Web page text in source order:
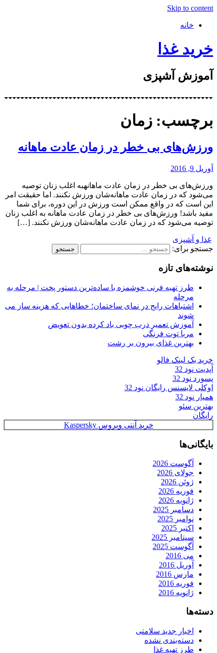
Skip to content
خانه
خرید غذا
آموزش آشپزی
برچسب: زمان
ورزش‌های بی خطر در زمان عادت ماهانه
آوریل 9, 2016
ورزش‌های بی خطر در زمان عادت ماهانهبه اغلب زنان توصیه
می‌شود که در زمان عادت ماهانه‌شان ورزش نکنند. اما حقیقت امر
این است که در واقع ممکن است ورزش در این دوره، برای شما
مفید باشد! ورزش‌های بی خطر در زمان عادت ماهانه به اغلب زنان
توصیه می‌شود که در زمان عادت ماهانه‌شان ورزش نکنند. […]
غذا و آشپزی
جستجو برای:
نوشته‌های تازه
طرز تهیه فرنی خوشمزه با ساده‌ترین دستور پخت | مرحله به
مرحله
اشتباهات رایج در نمای ساختمان؛ خطاهایی که هزینه ساز می
شوند
آموزش تعمیر درب چوبی باد کرده بدون تعویض
مربا توت فرنگی
بهترین غذای بیرون بر رشت
خرید بک لینک فالو
آپدیت نود 32
پسورد نود 32
اوکلی لایسنس رایگان نود 32
همیار نود 32
بهترین سئو
رایگان
خرید آنتی ویروس Kaspersky
بایگانی‌ها
آگوست 2026
جولای 2026
ژوئن 2026
فوریه 2026
ژانویه 2026
دسامبر 2025
نوامبر 2025
اکتبر 2025
سپتامبر 2025
آگوست 2025
می 2016
آوریل 2016
مارس 2016
فوریه 2016
ژانویه 2016
دسته‌ها
اخبار جدید سلامتی
دسته‌بندی نشده
طرز تهیه غذا